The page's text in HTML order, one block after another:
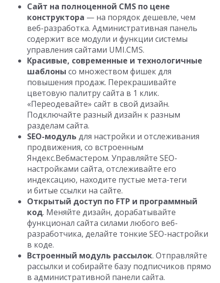
Сайт на полноценной CMS по цене
конструктора — на порядок дешевле, чем
веб-разработка. Административная панель
содержит все модули и функции системы
управления сайтами UMI.CMS.
Красивые, современные и технологичные
шаблоны со множеством фишек для
повышения продаж. Перекрашивайте
цветовую палитру сайта в 1 клик.
«Переодевайте» сайт в свой дизайн.
Подключайте разный дизайн к разным
разделам сайта.
SEO-модуль для настройки и отслеживания
продвижения, со встроенным
Яндекс.Вебмастером. Управляйте SEO-
настройками сайта, отслеживайте его
индексацию, находите пустые мета-теги
и битые ссылки на сайте.
Открытый доступ по FTP и программный
код. Меняйте дизайн, дорабатывайте
функционал сайта силами любого веб-
разработчика, делайте тонкие SЕО-настройки
в коде.
Встроенный модуль рассылок. Отправляйте
рассылки и собирайте базу подписчиков прямо
в административной панели сайта.